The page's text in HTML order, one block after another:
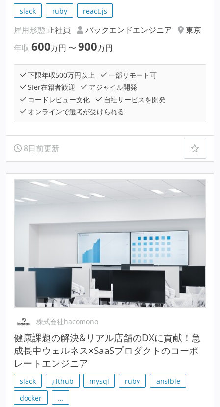
slack ruby react.js
雇用形態 正社員 バックエンドエンジニア
東京
年収 600万円 〜 900万円
下限年収500万円以上
一部リモート可
SIer在籍者歓迎
アジャイル開発
コードレビュー文化
自社サービスを開発
オンラインで選考が受けられる
8日前更新
株式会社hacomono
健康課題の解決&リアル店舗のDXに貢献！急
成長中ウェルネス×SaaSプロダクトのコーポ
レートエンジニア
slack github mysql ruby
ansible
docker
…